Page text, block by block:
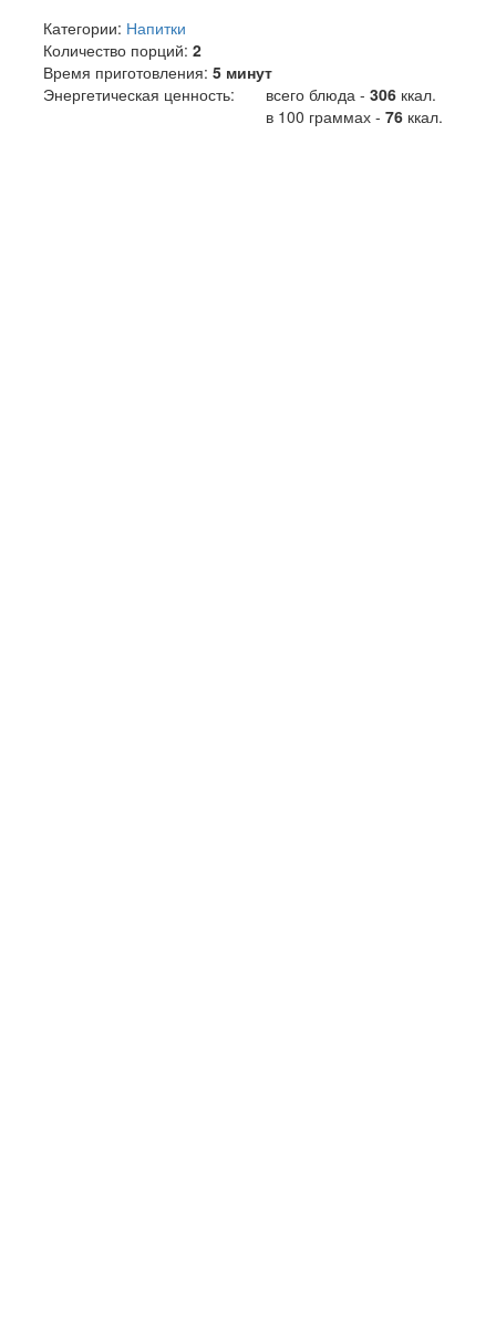
Категории: Напитки
Количество порций: 2
Время приготовления: 5 минут
Энергетическая ценность:
всего блюда - 306 ккал.
в 100 граммах - 76 ккал.